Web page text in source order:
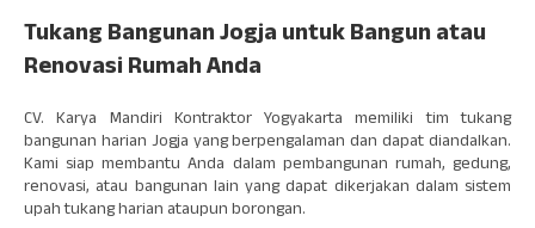
Tukang Bangunan Jogja untuk Bangun atau
Renovasi Rumah Anda
CV. Karya Mandiri Kontraktor Yogyakarta memiliki tim tukang
bangunan harian Jogja yang berpengalaman dan dapat diandalkan.
Kami siap membantu Anda dalam pembangunan rumah, gedung,
renovasi, atau bangunan lain yang dapat dikerjakan dalam sistem
upah tukang harian ataupun borongan.